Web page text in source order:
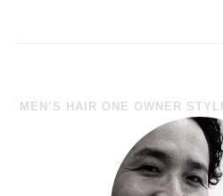
MEN’S HAIR ONE OWNER